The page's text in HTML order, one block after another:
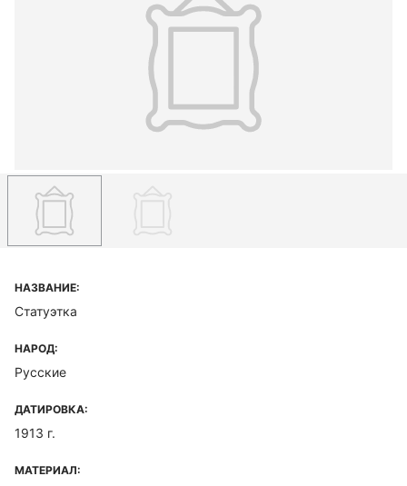
НАЗВАНИЕ:
Статуэтка
НАРОД:
Русские
ДАТИРОВКА:
1913 г.
МАТЕРИАЛ: